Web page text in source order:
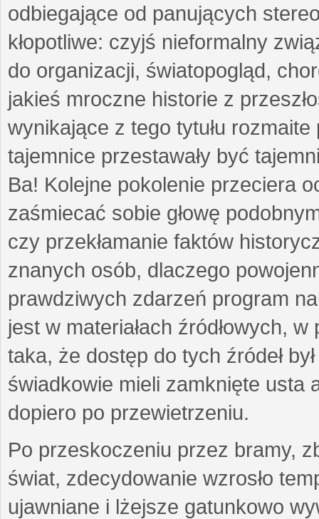
odbiegające od panujących
kłopotliwe: czyjś nieformalny
do organizacji, światopogląd,
jakieś mroczne historie z
wynikające z tego tytułu
tajemnice przestawały być
Ba! Kolejne pokolenie przeciera
zaśmiecać sobie głowę
czy przekłamanie faktów
znanych osób, dlaczego
prawdziwych zdarzeń program
jest w materiałach źródłowych,
taka, że dostęp do tych źródeł
świadkowie mieli zamknięte usta
dopiero po przewietrzeniu.
Po przeskoczeniu przez bramy,
świat, zdecydowanie wzrosło
ujawniane i lżejsze gatunkowo